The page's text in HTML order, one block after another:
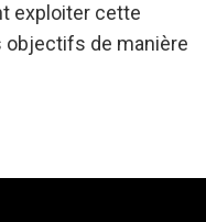
exploiter cette
objectifs de manière